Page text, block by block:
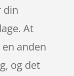
din
At
anden
og det